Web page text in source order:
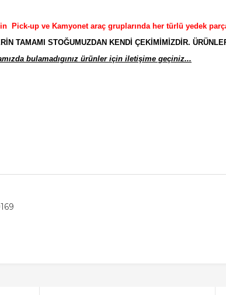
Pick-up ve Kamyonet araç gruplarında her türlü yedek
TAMAMI STOĞUMUZDAN KENDİ ÇEKİMİMİZDİR.
bulamadıgınız ürünler için iletişime geçiniz...